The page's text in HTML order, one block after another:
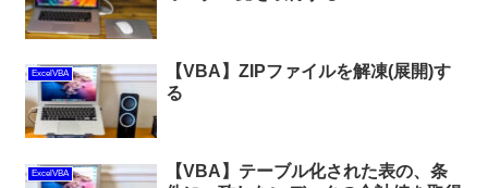
ExcelVBA
【VBA】ZIPファイルを解凍(展開)す
る
ExcelVBA
【VBA】テーブル化された表の、条